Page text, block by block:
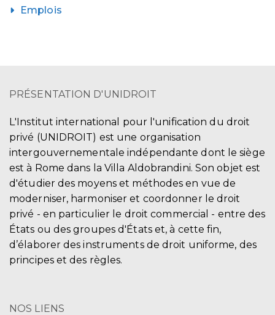
Emplois
PRÉSENTATION D'UNIDROIT
L'Institut international pour l'unification du droit
privé (UNIDROIT) est une organisation
intergouvernementale indépendante dont le siège
est à Rome dans la Villa Aldobrandini. Son objet est
d'étudier des moyens et méthodes en vue de
moderniser, harmoniser et coordonner le droit
privé - en particulier le droit commercial - entre des
États ou des groupes d'États et, à cette fin,
d’élaborer des instruments de droit uniforme, des
principes et des règles.
NOS LIENS